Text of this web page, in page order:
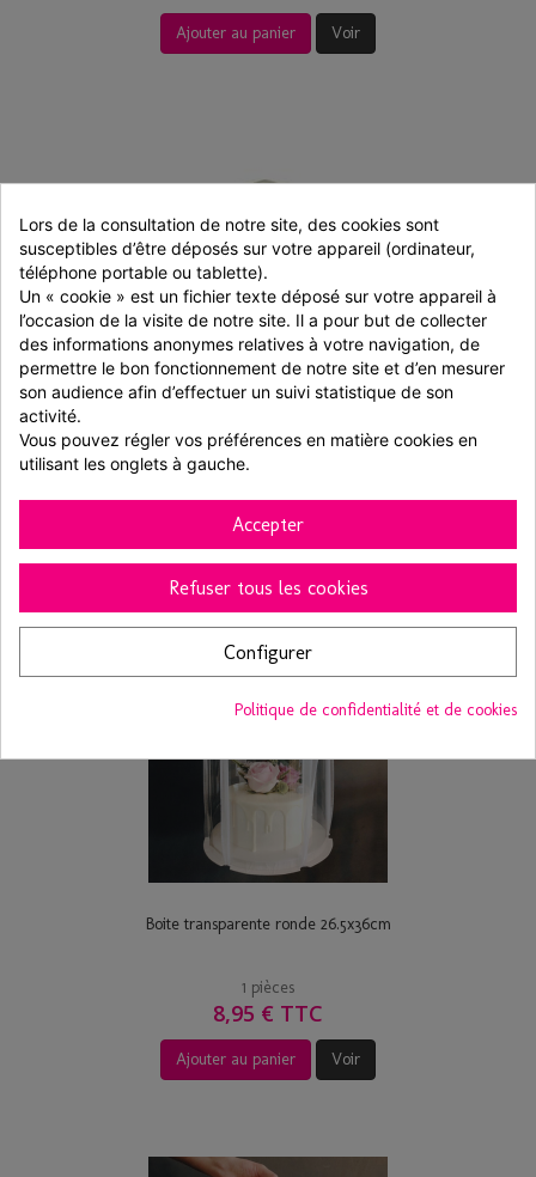
Ajouter au panier Voir
1 pièces
5,50 € TTC
Ajouter au panier Voir
Boite transparente ronde 26.5x36cm
1 pièces
8,95 € TTC
Ajouter au panier Voir
Lors de la consultation de notre site, des cookies sont
susceptibles d’être déposés sur votre appareil (ordinateur,
téléphone portable ou tablette).
Un « cookie » est un fichier texte déposé sur votre appareil à
l’occasion de la visite de notre site. Il a pour but de collecter
des informations anonymes relatives à votre navigation, de
permettre le bon fonctionnement de notre site et d’en mesurer
son audience afin d’effectuer un suivi statistique de son
activité.
Vous pouvez régler vos préférences en matière cookies en
utilisant les onglets à gauche.
Accepter
Refuser tous les cookies
Configurer
Politique de confidentialité et de cookies